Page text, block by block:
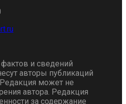
и сведений
авторы публикаций
может не
автора. Редакция
за содержание